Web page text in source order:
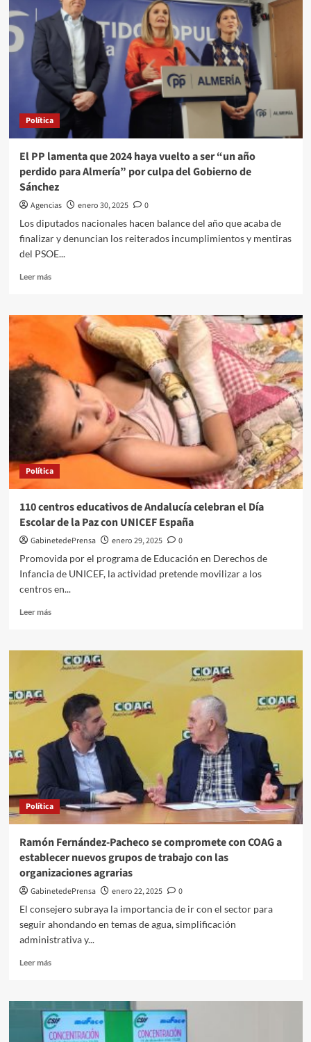
Política
El PP lamenta que 2024 haya vuelto a ser “un año
perdido para Almería” por culpa del Gobierno de
Sánchez
Agencias enero 30, 2025
0
Los diputados nacionales hacen balance del año que acaba de
finalizar y denuncian los reiterados incumplimientos y mentiras
del PSOE...
Leer másLeer
El
lamenta
2024
haya
vuelto
ser
“un
año
perdido
para
culpa
del
Gobierno
Sánchez
Política
110 centros educativos de Andalucía celebran el Día
Escolar de la Paz con UNICEF España
GabinetedePrensa enero 29, 2025
0
Promovida por el programa de Educación en Derechos de
Infancia de UNICEF, la actividad pretende movilizar a los
centros en...
Leer másLeer
110
centros
educativos
Andalucía celebran
Escolar
UNICEF
Política
Ramón Fernández-Pacheco se compromete con COAG a
establecer nuevos grupos de trabajo con las
organizaciones agrarias
GabinetedePrensa enero 22, 2025
0
El consejero subraya la importancia de ir con el sector para
seguir ahondando en temas de agua, simplificación
administrativa y...
Leer másLeer
Ramón
Fernández-
Pacheco
se